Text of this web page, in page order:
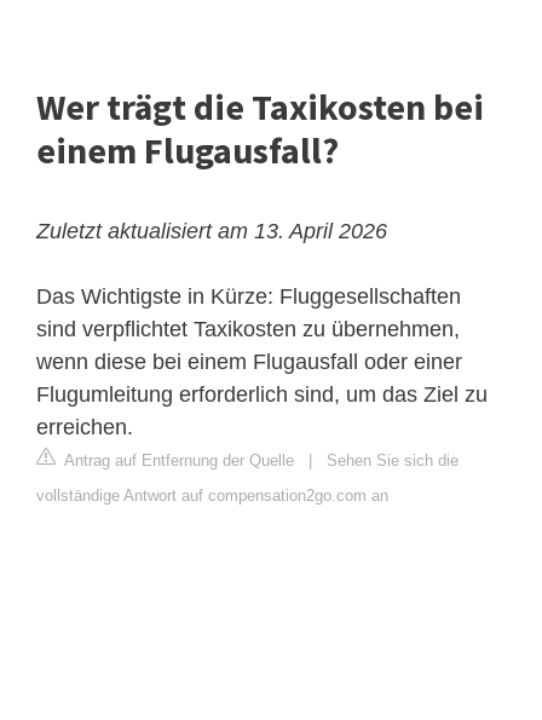
Wer trägt die Taxikosten bei
einem Flugausfall?
Zuletzt aktualisiert am 13. April 2026
Das Wichtigste in Kürze: Fluggesellschaften
sind verpflichtet Taxikosten zu übernehmen,
wenn diese bei einem Flugausfall oder einer
Flugumleitung erforderlich sind, um das Ziel zu
erreichen.
Antrag auf Entfernung der Quelle
Sehen Sie sich die
vollständige Antwort auf compensation2go.com an